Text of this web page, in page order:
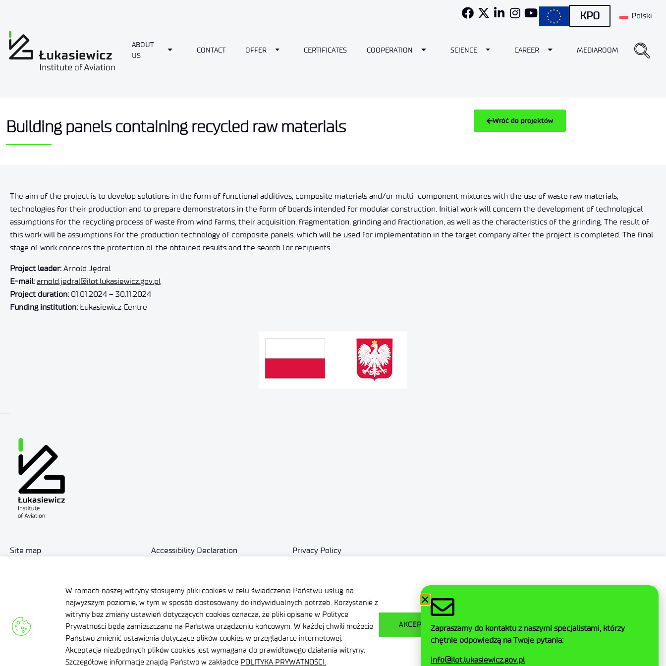
W ramach naszej witryny stosujemy pliki cookies w celu świadczenia Państwu usług na
najwyższym poziomie, w tym w sposób dostosowany do indywidualnych potrzeb. Korzystanie z
witryny bez zmiany ustawień dotyczących cookies oznacza, że pliki opisane w Polityce
Prywatności będą zamieszczane na Państwa urządzeniu końcowym. W każdej chwili możecie
Państwo zmienić ustawienia dotyczące plików cookies w przeglądarce internetowej.
Akceptacja niezbędnych plików cookies jest wymagana do prawidłowego działania witryny.
Szczegółowe informacje znajdą Państwo w zakładce POLITYKA PRYWATNOŚCI.
AKCEPTUJ WSZYSTKIE AKCEPTUJ NIEZBĘDNE
KPO Polski
ABOUT
US
Toggle Dropdown
CONTACT OFFER Toggle Dropdown
CERTIFICATES COOPERATION Toggle Dropdown
SCIENCE Toggle Dropdown
CAREER Toggle Dropdown
MEDIAROOM
Building panels containing recycled raw materials Wróć do projektów
The aim of the project is to develop solutions in the form of functional additives, composite materials and/or multi-component mixtures with the use of waste raw materials,
technologies for their production and to prepare demonstrators in the form of boards intended for modular construction. Initial work will concern the development of technological
assumptions for the recycling process of waste from wind farms, their acquisition, fragmentation, grinding and fractionation, as well as the characteristics of the grinding. The result of
this work will be assumptions for the production technology of composite panels, which will be used for implementation in the target company after the project is completed. The final
stage of work concerns the protection of the obtained results and the search for recipients.
Project leader: Arnold Jędral
E-mail: arnold.jedral@ilot.lukasiewicz.gov.pl
Project duration: 01.01.2024 – 30.11.2024
Funding institution: Łukasiewicz Centre
Site map Accessibility Declaration Privacy Policy
Facebook
Zapraszamy do kontaktu z naszymi specjalistami, którzy
chętnie odpowiedzą na Twoje pytania:
info@ilot.lukasiewicz.gov.pl